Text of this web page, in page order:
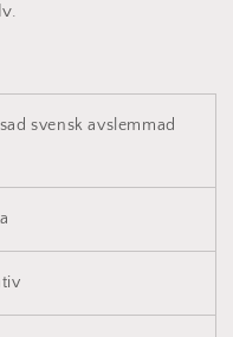
svensk avslemmad